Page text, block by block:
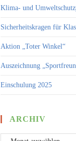
Klima- und
Sicherheitskragen für
Aktion „Toter Winkel“
Auszeichnung
Einschulung 2025
ARCHIV